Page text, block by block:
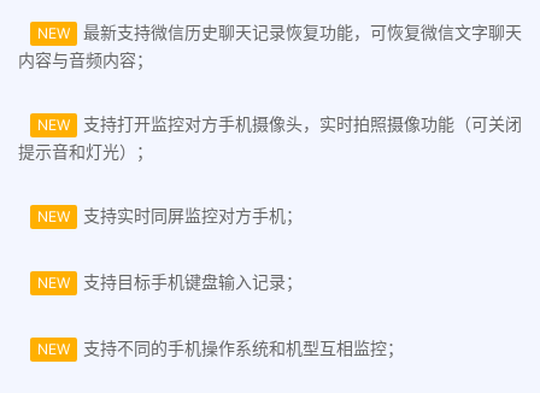
NEW
最新支持微信历史聊天记录恢复功能，可恢复微信文字聊天
内容与音频内容；
NEW
支持打开监控对方手机摄像头，实时拍照摄像功能（可关闭
提示音和灯光）；
NEW 支持实时同屏监控对方手机；
NEW 支持目标手机键盘输入记录；
NEW 支持不同的手机操作系统和机型互相监控；